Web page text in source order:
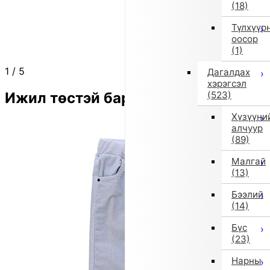
(18)
оосор
(1)
Дагалдах
хэрэгсэл
(523)
алчуур
(89)
Малгай
(13)
Бээлий
(14)
Бүс
(23)
Нарны
1 / 5
Ижил төстэй бараа